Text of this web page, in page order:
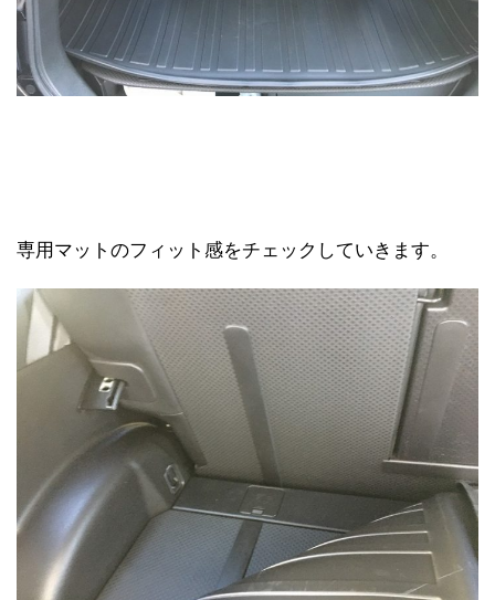
専用マットのフィット感をチェックしていきます。